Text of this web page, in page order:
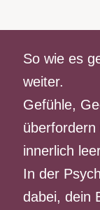
So wie es
weiter.
Gefühle,
innerlich
In der
dabei, dein